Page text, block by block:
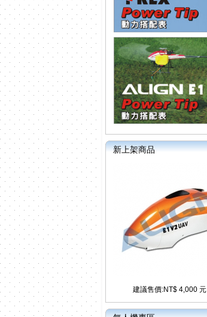
新上架商品
建議售價:NT$ 4,000 元